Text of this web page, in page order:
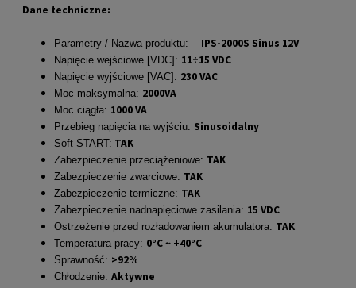
Dane techniczne:
Parametry / Nazwa produktu: IPS-2000S Sinus 12V
Napięcie wejściowe [VDC]: 11÷15 VDC
Napięcie wyjściowe [VAC]: 230 VAC
Moc maksymalna: 2000VA
Moc ciągła: 1000 VA
Przebieg napięcia na wyjściu: Sinusoidalny
Soft START: TAK
Zabezpieczenie przeciążeniowe: TAK
Zabezpieczenie zwarciowe: TAK
Zabezpieczenie termiczne: TAK
Zabezpieczenie nadnapięciowe zasilania: 15 VDC
Ostrzeżenie przed rozładowaniem akumulatora: TAK
Temperatura pracy: 0°C ~ +40°C
Sprawność: >92%
Chłodzenie: Aktywne